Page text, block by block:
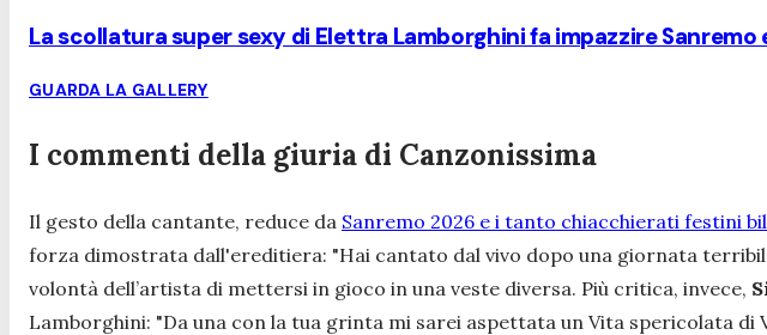
La scollatura super sexy di Elettra Lamborghini fa impazzire Sanremo
GUARDA LA GALLERY
I commenti della giuria di Canzonissima
Il gesto della cantante, reduce da Sanremo 2026 e i tanto chiacchierati festini
forza dimostrata dall'ereditiera: "Hai cantato dal vivo dopo una giornata
volontà dell’artista di mettersi in gioco in una veste diversa. Più critica, invece,
Lamborghini: "Da una con la tua grinta mi sarei aspettata un Vita spericolata di